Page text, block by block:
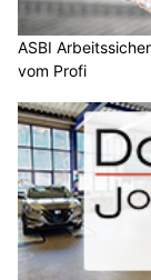
ASBI
vom Profi